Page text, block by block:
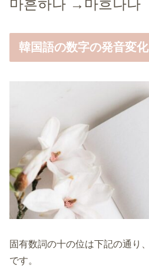
마흔하나 →마흐나나
韓国語の数字の発音変
固有数詞の十の位は下記の通り
です。